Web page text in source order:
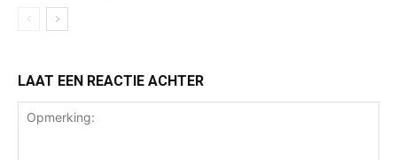
LAAT EEN REACTIE ACHTER